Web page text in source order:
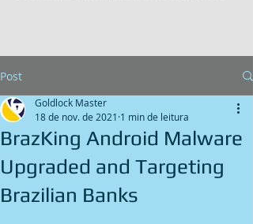
Post
BrazKing Android Malware
Upgraded and Targeting
Brazilian Banks
Goldlock Master
18 de nov. de 2021 1 min de leitura